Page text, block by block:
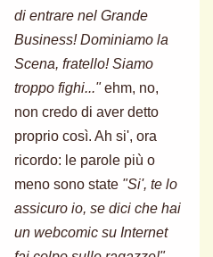
di entrare nel Grande
Business! Dominiamo la
Scena, fratello! Siamo
troppo fighi..."ehm, no,
non credo di aver detto
proprio così. Ah si', ora
ricordo: le parole più o
meno sono state "Si', te lo
assicuro io, se dici che hai
un webcomic su Internet